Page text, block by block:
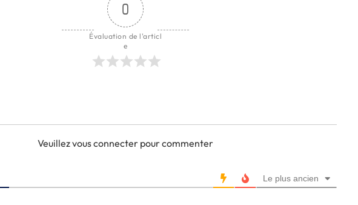
0
Évaluation de l'articl
e
Veuillez vous connecter pour commenter
Le plus ancien